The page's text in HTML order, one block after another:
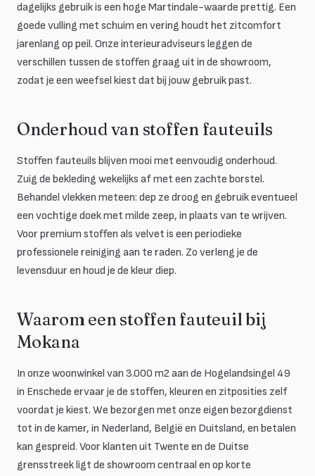
dagelijks gebruik is een hoge Martindale-waarde prettig. Een
goede vulling met schuim en vering houdt het zitcomfort
jarenlang op peil. Onze interieuradviseurs leggen de
verschillen tussen de stoffen graag uit in de showroom,
zodat je een weefsel kiest dat bij jouw gebruik past.
Onderhoud van stoffen fauteuils
Stoffen fauteuils blijven mooi met eenvoudig onderhoud.
Zuig de bekleding wekelijks af met een zachte borstel.
Behandel vlekken meteen: dep ze droog en gebruik eventueel
een vochtige doek met milde zeep, in plaats van te wrijven.
Voor premium stoffen als velvet is een periodieke
professionele reiniging aan te raden. Zo verleng je de
levensduur en houd je de kleur diep.
Waarom een stoffen fauteuil bij
Mokana
In onze woonwinkel van 3.000 m2 aan de Hogelandsingel 49
in Enschede ervaar je de stoffen, kleuren en zitposities zelf
voordat je kiest. We bezorgen met onze eigen bezorgdienst
tot in de kamer, in Nederland, België en Duitsland, en betalen
kan gespreid. Voor klanten uit Twente en de Duitse
grensstreek ligt de showroom centraal en op korte